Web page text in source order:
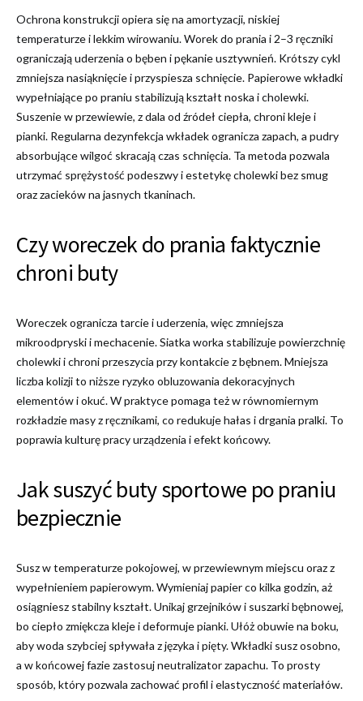
Ochrona konstrukcji opiera się na amortyzacji, niskiej
temperaturze i lekkim wirowaniu. Worek do prania i 2–3 ręczniki
ograniczają uderzenia o bęben i pękanie usztywnień. Krótszy cykl
zmniejsza nasiąknięcie i przyspiesza schnięcie. Papierowe wkładki
wypełniające po praniu stabilizują kształt noska i cholewki.
Suszenie w przewiewie, z dala od źródeł ciepła, chroni kleje i
pianki. Regularna dezynfekcja wkładek ogranicza zapach, a pudry
absorbujące wilgoć skracają czas schnięcia. Ta metoda pozwala
utrzymać sprężystość podeszwy i estetykę cholewki bez smug
oraz zacieków na jasnych tkaninach.
Czy woreczek do prania faktycznie
chroni buty
Woreczek ogranicza tarcie i uderzenia, więc zmniejsza
mikroodpryski i mechacenie. Siatka worka stabilizuje powierzchnię
cholewki i chroni przeszycia przy kontakcie z bębnem. Mniejsza
liczba kolizji to niższe ryzyko obluzowania dekoracyjnych
elementów i okuć. W praktyce pomaga też w równomiernym
rozkładzie masy z ręcznikami, co redukuje hałas i drgania pralki. To
poprawia kulturę pracy urządzenia i efekt końcowy.
Jak suszyć buty sportowe po praniu
bezpiecznie
Susz w temperaturze pokojowej, w przewiewnym miejscu oraz z
wypełnieniem papierowym. Wymieniaj papier co kilka godzin, aż
osiągniesz stabilny kształt. Unikaj grzejników i suszarki bębnowej,
bo ciepło zmiękcza kleje i deformuje pianki. Ułóż obuwie na boku,
aby woda szybciej spływała z języka i pięty. Wkładki susz osobno,
a w końcowej fazie zastosuj neutralizator zapachu. To prosty
sposób, który pozwala zachować profil i elastyczność materiałów.